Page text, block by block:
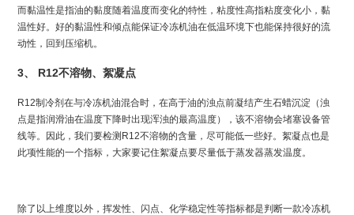
而黏温性是指油的黏度随着温度而变化的特性，粘度性高指粘度变化小，黏
温性好。好的黏温性和倾点能保证冷冻机油在低温环境下也能保持很好的流
动性，回到压缩机。
3、 R12不溶物、絮凝点
R12制冷剂在与冷冻机油混合时，在高于油的浊点前凝结产生石蜡沉淀（浊
点是指润滑油在温度下降时出现浑浊的最高温度），该不溶物会堵塞设备管
线等。因此，我们要检测R12不溶物的含量，尽可能低一些好。絮凝点也是
此项性能的一个指标，大家要记住絮凝点要尽量低于蒸发器蒸发温度。
除了以上维度以外，挥发性、闪点、化学稳定性等指标都是判断一款冷冻机